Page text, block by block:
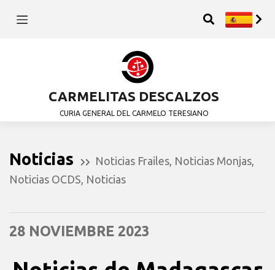
CARMELITAS DESCALZOS
CURIA GENERAL DEL CARMELO TERESIANO
Noticias Noticias Frailes Noticias Monjas
Noticias OCDS Noticias
28 NOVIEMBRE 2023